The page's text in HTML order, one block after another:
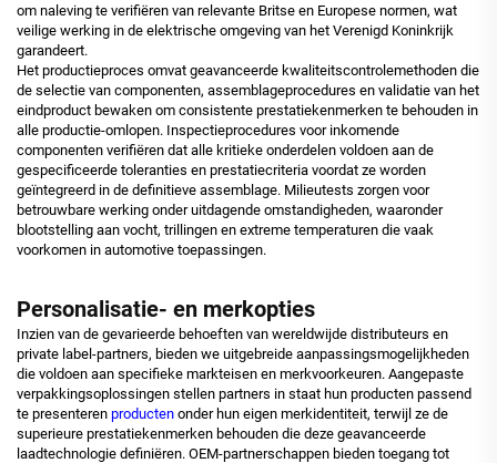
om naleving te verifiëren van relevante Britse en Europese normen, wat
veilige werking in de elektrische omgeving van het Verenigd Koninkrijk
garandeert.
Het productieproces omvat geavanceerde kwaliteitscontrolemethoden die
de selectie van componenten, assemblageprocedures en validatie van het
eindproduct bewaken om consistente prestatiekenmerken te behouden in
alle productie-omlopen. Inspectieprocedures voor inkomende
componenten verifiëren dat alle kritieke onderdelen voldoen aan de
gespecificeerde toleranties en prestatiecriteria voordat ze worden
geïntegreerd in de definitieve assemblage. Milieutests zorgen voor
betrouwbare werking onder uitdagende omstandigheden, waaronder
blootstelling aan vocht, trillingen en extreme temperaturen die vaak
voorkomen in automotive toepassingen.
Personalisatie- en merkopties
Inzien van de gevarieerde behoeften van wereldwijde distributeurs en
private label-partners, bieden we uitgebreide aanpassingsmogelijkheden
die voldoen aan specifieke markteisen en merkvoorkeuren. Aangepaste
verpakkingsoplossingen stellen partners in staat hun producten passend
te presenteren producten onder hun eigen merkidentiteit, terwijl ze de
superieure prestatiekenmerken behouden die deze geavanceerde
laadtechnologie definiëren. OEM-partnerschappen bieden toegang tot